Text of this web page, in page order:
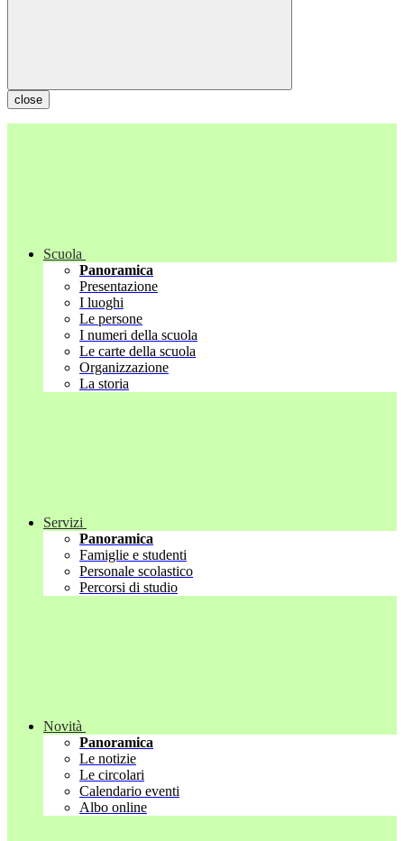
close
Scuola
Panoramica
Presentazione
I luoghi
Le persone
I numeri della scuola
Le carte della scuola
Organizzazione
La storia
Servizi
Panoramica
Famiglie e studenti
Personale scolastico
Percorsi di studio
Novità
Panoramica
Le notizie
Le circolari
Calendario eventi
Albo online